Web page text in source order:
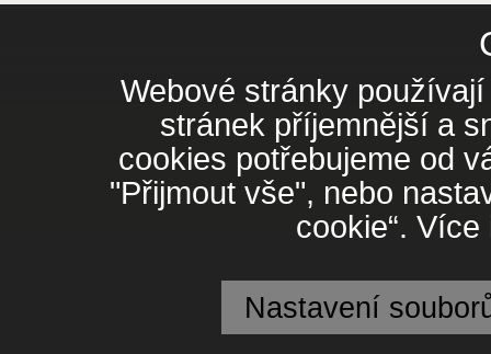
Webové stránky
stránek příjemnější a
cookies potřebujeme od
"Přijmout vše", nebo
cookie“.
Nastavení